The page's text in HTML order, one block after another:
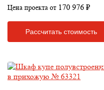
Цена проекта от 170 976 ₽
Рассчитать стоимость